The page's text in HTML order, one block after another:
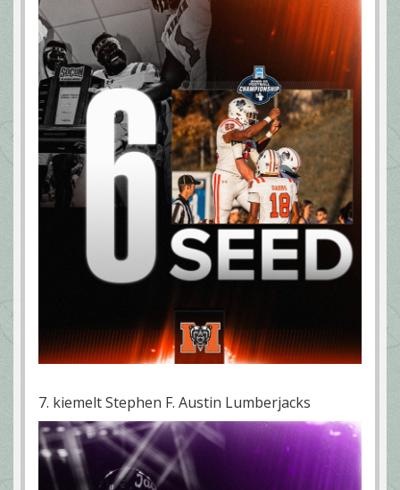
7. kiemelt Stephen F. Austin Lumberjacks